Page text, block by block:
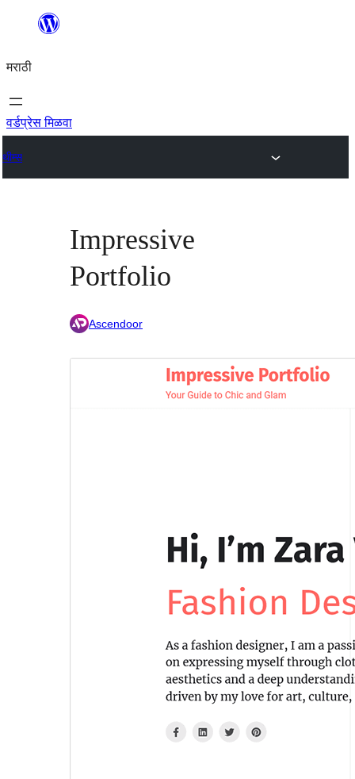
सामुग्रीवर
मराठी
वर्डप्रेस मिळवा
थीम्स
Impressive
Portfolio
Ascendoor